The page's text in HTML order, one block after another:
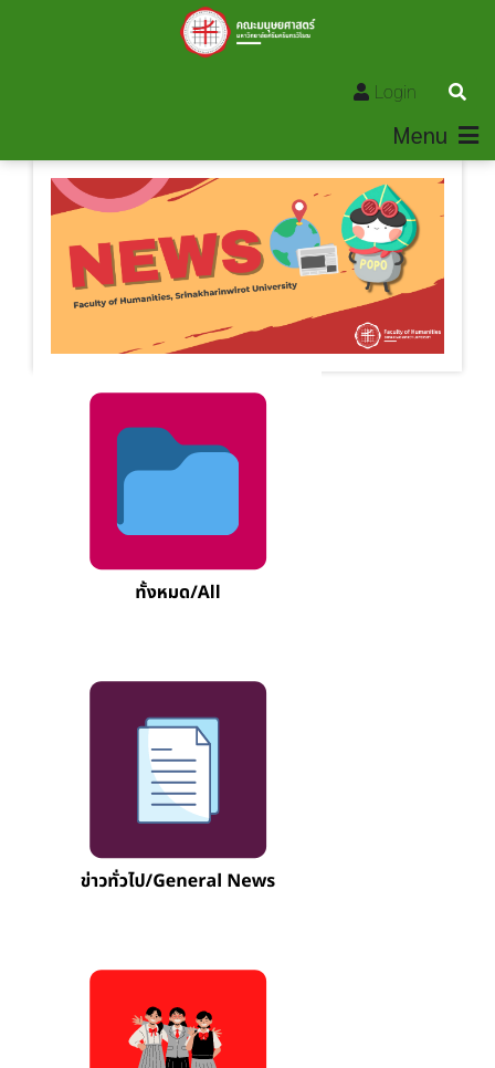
Login
Menu